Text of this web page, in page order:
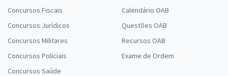
Concursos Fiscais
Concursos Jurídicos
Concursos Militares
Concursos Policiais
Concursos Saúde
Calendário OAB
Questões OAB
Recursos OAB
Exame de Ordem